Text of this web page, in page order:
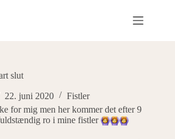
slut
22. juni 2020
Fistler
for mig men her kommer det efter 9
ro i mine fistler